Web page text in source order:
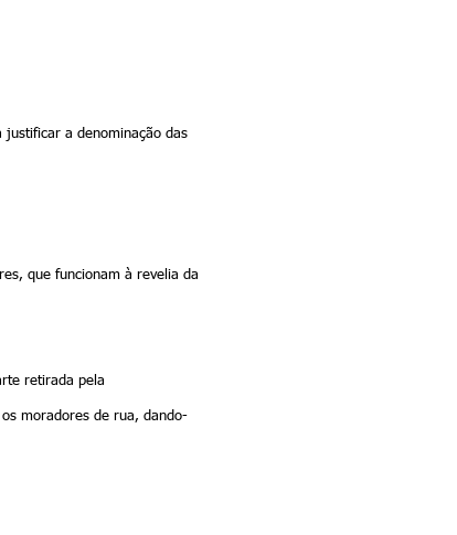
justificar a denominação das
que funcionam à revelia da
retirada pela
moradores de rua, dando-